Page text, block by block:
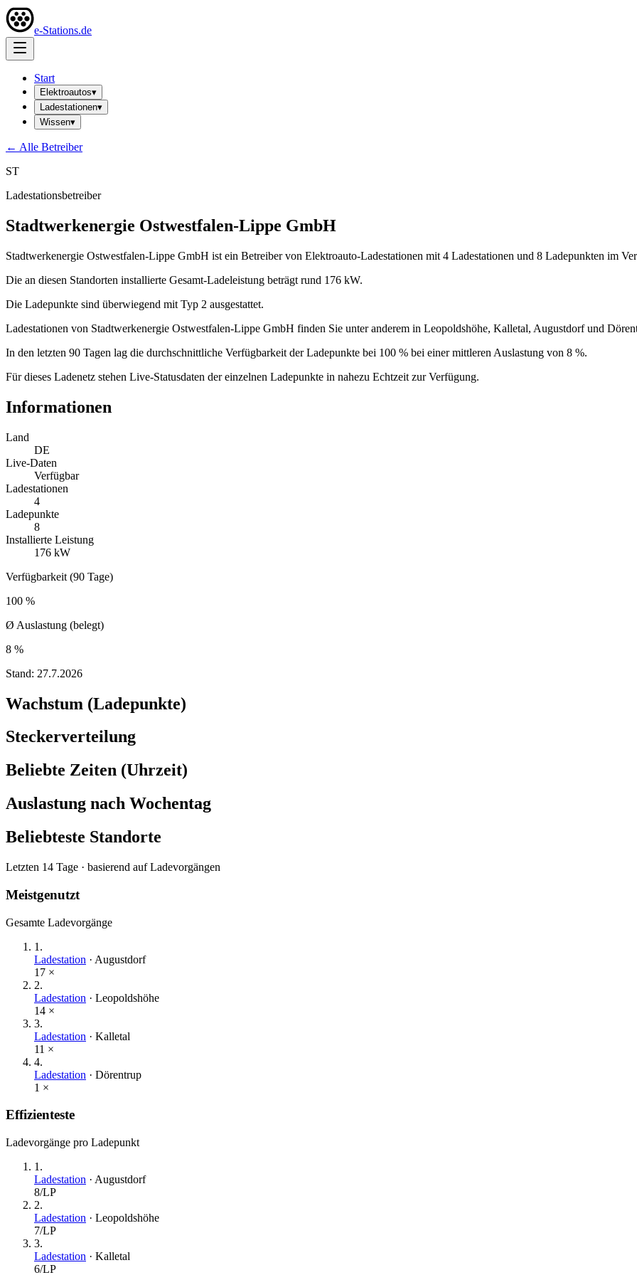
e-Stations.de
Start
Elektroautos▾
Ladestationen▾
Wissen▾
← Alle Betreiber
ST
Ladestationsbetreiber
Stadtwerkenergie Ostwestfalen-Lippe GmbH
Stadtwerkenergie Ostwestfalen-Lippe GmbH ist ein Betreiber von Elektroauto-Ladestationen mit 4 Ladestationen und 8 Ladepunkten im
Die an diesen Standorten installierte Gesamt-Ladeleistung beträgt rund 176 kW.
Die Ladepunkte sind überwiegend mit Typ 2 ausgestattet.
Ladestationen von Stadtwerkenergie Ostwestfalen-Lippe GmbH finden Sie unter anderem in Leopoldshöhe, Kalletal, Augustdorf und
In den letzten 90 Tagen lag die durchschnittliche Verfügbarkeit der Ladepunkte bei 100 % bei einer mittleren Auslastung von 8 %.
Für dieses Ladenetz stehen Live-Statusdaten der einzelnen Ladepunkte in nahezu Echtzeit zur Verfügung.
Informationen
Land
DE
Live-Daten
Verfügbar
Ladestationen
4
Ladepunkte
8
Installierte Leistung
176 kW
Verfügbarkeit (90 Tage)
100 %
Ø Auslastung (belegt)
8 %
Stand: 27.7.2026
Wachstum (Ladepunkte)
Steckerverteilung
Beliebte Zeiten (Uhrzeit)
Auslastung nach Wochentag
Beliebteste Standorte
Letzten 14 Tage · basierend auf Ladevorgängen
Meistgenutzt
Gesamte Ladevorgänge
1 .
Ladestation · Augustdorf
17 ×
2.
Ladestation · Leopoldshöhe
14 ×
3.
Ladestation · Kalletal
11 ×
4.
Ladestation · Dörentrup
1 ×
Effizienteste
Ladevorgänge pro Ladepunkt
1 .
Ladestation · Augustdorf
8/LP
2.
Ladestation · Leopoldshöhe
7/LP
3.
Ladestation · Kalletal
6/LP